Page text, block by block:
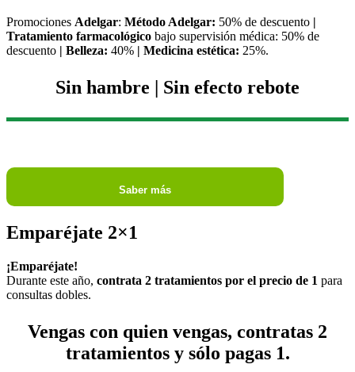
Promociones Adelgar: Método Adelgar: 50% de descuento |
Tratamiento farmacológico bajo supervisión médica: 50% de
descuento | Belleza: 40% | Medicina estética: 25%.
Sin hambre | Sin efecto rebote
Saber más
Emparéjate 2×1
¡Emparéjate!
Durante este año, contrata 2 tratamientos por el precio de 1 para
consultas dobles.
Vengas con quien vengas, contratas 2
tratamientos y sólo pagas 1.